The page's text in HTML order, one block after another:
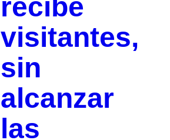
recibe
visitantes,
sin
alcanzar
las